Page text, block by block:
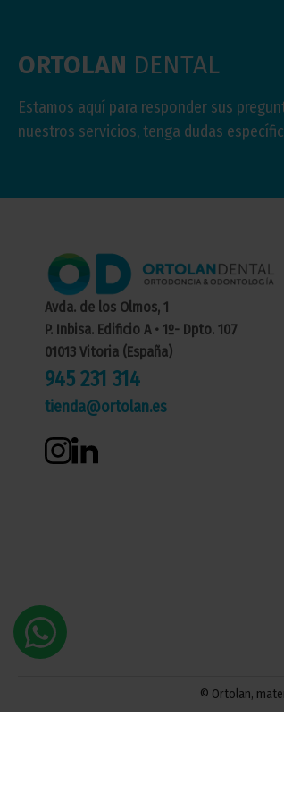
ORTOLAN DENTAL
Estamos aquí para responder sus
nuestros servicios, tenga dudas
Avda. de los Olmos, 1
P. Inbisa. Edificio A • 1º- Dpto. 107
01013 Vitoria (España)
945 231 314
tienda@ortolan.es
© Ortolan,